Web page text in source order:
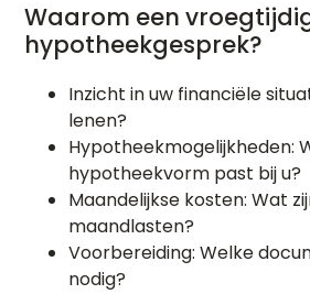
Waarom een
hypotheekgesprek?
Inzicht in uw financiële
lenen?
Hypotheekmogelijkheden:
hypotheekvorm past bij u?
Maandelijkse kosten: Wat
maandlasten?
Voorbereiding: Welke
nodig?